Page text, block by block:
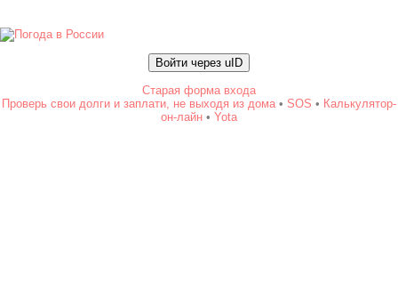
Войти через uID
Старая форма входа
Проверь свои долги и заплати, не выходя из дома • SOS • Калькулятор-
он-лайн • Yota